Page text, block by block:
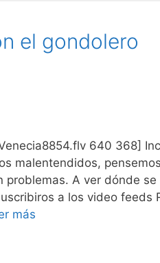
el gondolero
640 368]
malentendidos,
problemas. A ver dónde
a los video feeds
más